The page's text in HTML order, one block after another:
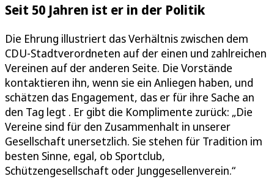
Seit 50 Jahren ist er in der Politik
Die Ehrung illustriert das Verhältnis zwischen dem
CDU-Stadtverordneten auf der einen und zahlreichen
Vereinen auf der anderen Seite. Die Vorstände
kontaktieren ihn, wenn sie ein Anliegen haben, und
schätzen das Engagement, das er für ihre Sache an
den Tag legt . Er gibt die Komplimente zurück: „Die
Vereine sind für den Zusammenhalt in unserer
Gesellschaft unersetzlich. Sie stehen für Tradition im
besten Sinne, egal, ob Sportclub,
Schützengesellschaft oder Junggesellenverein.“